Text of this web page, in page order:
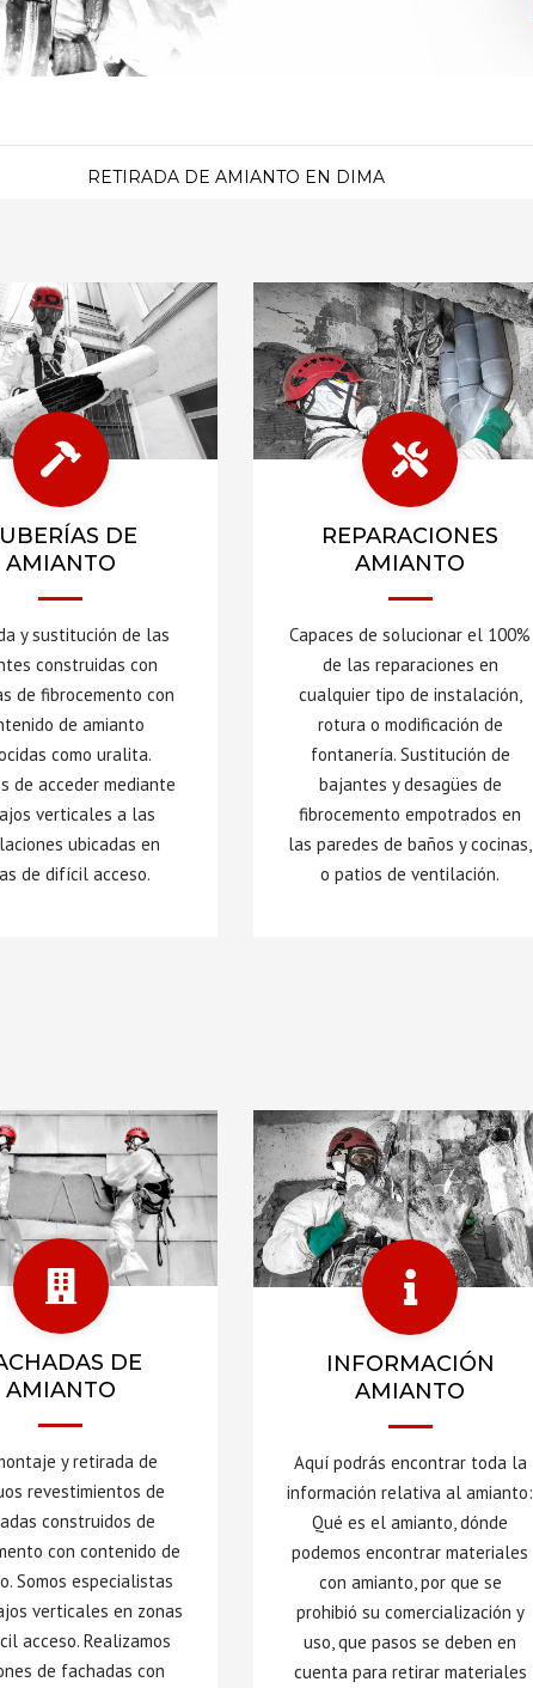
RETIRADA DE AMIANTO EN DIMA
DE
AMIANTO
y sustitución de las
construidas con
de fibrocemento con
de amianto
como uralita.
de acceder mediante
verticales a las
ubicadas en
de difícil acceso.
REPARACIONES
AMIANTO
Capaces de solucionar el 100%
de las reparaciones en
cualquier tipo de instalación,
rotura o modificación de
fontanería. Sustitución de
bajantes y desagües de
fibrocemento empotrados en
las paredes de baños y cocinas,
o patios de ventilación.
DE
AMIANTO
y retirada de
revestimientos de
construidos de
con contenido de
Somos especialistas
verticales en zonas
acceso. Realizamos
de fachadas con
INFORMACIÓN
AMIANTO
Aquí podrás encontrar toda la
información relativa al amianto:
Qué es el amianto, dónde
podemos encontrar materiales
con amianto, por que se
prohibió su comercialización y
uso, que pasos se deben en
cuenta para retirar materiales